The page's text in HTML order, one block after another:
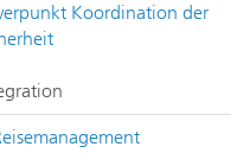
Koordination der